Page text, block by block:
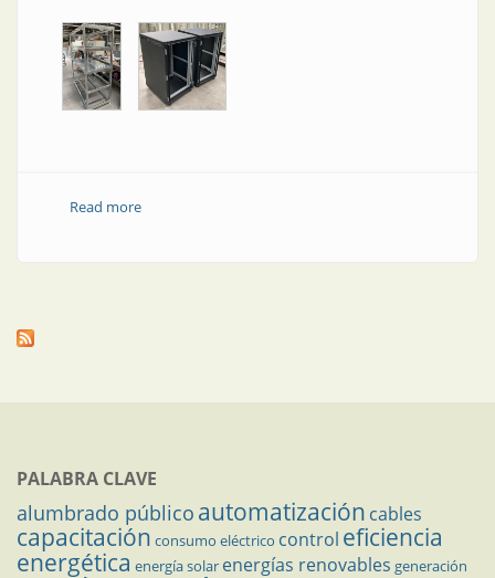
Read moreabout Bancos de baterías
PALABRA CLAVE
alumbrado público automatización cables
capacitación consumo eléctrico control eficiencia
energética energía solar energías renovables generación